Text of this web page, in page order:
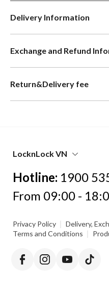
Delivery Information
Exchange and Refund
Return&Delivery fee
LocknLock VN
Hotline: 1900
From 09:00 -
Privacy Policy | Delivery,
Terms and Conditions |